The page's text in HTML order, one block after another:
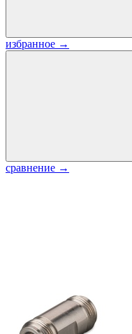
избранное →
сравнение →